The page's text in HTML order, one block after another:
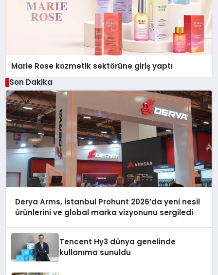
Marie Rose kozmetik sektörüne giriş yaptı
Son Dakika
Derya Arms, İstanbul Prohunt 2026’da yeni nesil
ürünlerini ve global marka vizyonunu sergiledi
Tencent Hy3 dünya genelinde
kullanıma sunuldu